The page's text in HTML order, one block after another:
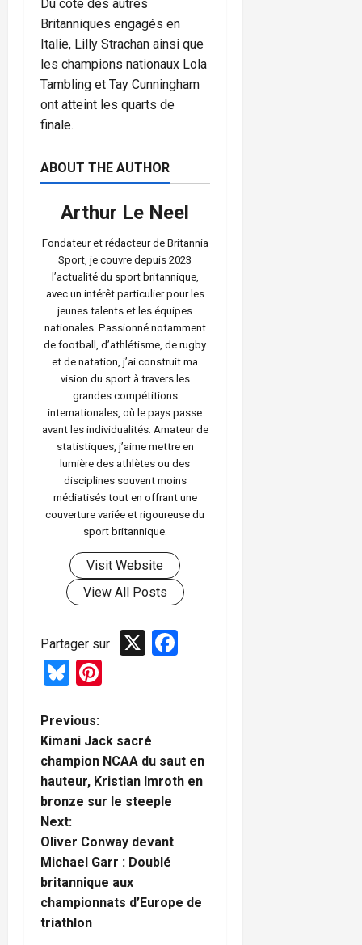
Du côté des autres
Britanniques engagés en
Italie, Lilly Strachan ainsi que
les champions nationaux Lola
Tambling et Tay Cunningham
ont atteint les quarts de
finale.
ABOUT THE AUTHOR
Arthur Le Neel
Fondateur et rédacteur de Britannia
Sport, je couvre depuis 2023
l’actualité du sport britannique,
avec un intérêt particulier pour les
jeunes talents et les équipes
nationales. Passionné notamment
de football, d’athlétisme, de rugby
et de natation, j’ai construit ma
vision du sport à travers les
grandes compétitions
internationales, où le pays passe
avant les individualités. Amateur de
statistiques, j’aime mettre en
lumière des athlètes ou des
disciplines souvent moins
médiatisés tout en offrant une
couverture variée et rigoureuse du
sport britannique.
Visit Website
View All Posts
Partager sur X
Bluesky
P
o
s
t
n
a
v
Previous:
Kimani Jack sacré
champion NCAA du saut en
hauteur, Kristian Imroth en
bronze sur le steeple
Next:
Oliver Conway devant
Michael Garr : Doublé
britannique aux
championnats d’Europe de
triathlon